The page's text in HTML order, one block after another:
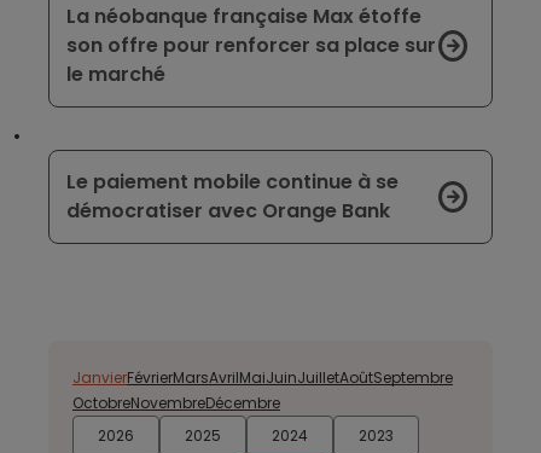
La néobanque française Max étoffe
son offre pour renforcer sa place sur
le marché
Le paiement mobile continue à se
démocratiser avec Orange Bank
2026 2025 2024
2023
JanvierFévrierMarsAvrilMaiJuinJuilletAoûtSeptembre
OctobreNovembreDécembre